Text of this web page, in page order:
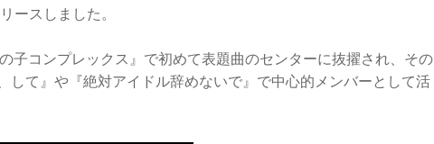
ースしました。
子コンプレックス』で初めて表題曲のセンターに抜擢され、その
して』や『絶対アイドル辞めないで』で中心的メンバーとして活